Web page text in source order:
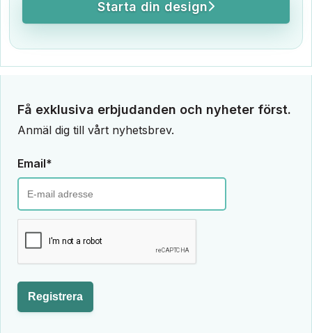
Starta din design
Få exklusiva erbjudanden och nyheter först.
Anmäl dig till vårt nyhetsbrev.
Email*
Registrera